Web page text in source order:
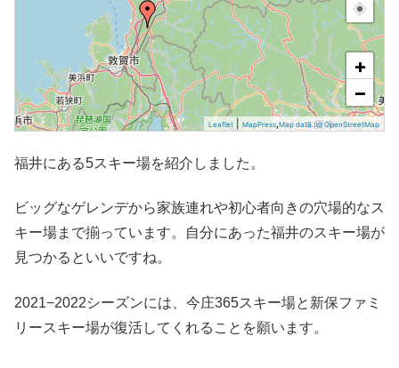
+
−
Leaflet MapPress,Map data (c) OpenStreetMap
福井にある5スキー場を紹介しました。
ビッグなゲレンデから家族連れや初心者向きの穴場的なス
キー場まで揃っています。自分にあった福井のスキー場が
見つかるといいですね。
2021−2022シーズンには、今庄365スキー場と新保ファミ
リースキー場が復活してくれることを願います。